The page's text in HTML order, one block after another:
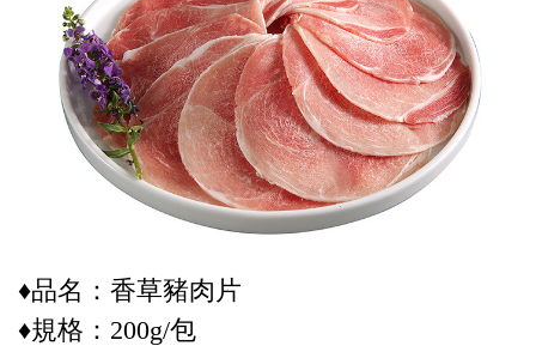
♦品名：香草豬肉片
♦規格：200g/包